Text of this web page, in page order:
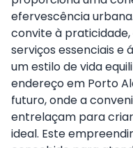
efervescência
convite à
serviços essenciais e
um estilo de vida
endereço em Porto
futuro, onde a
entrelaçam para
ideal. Este